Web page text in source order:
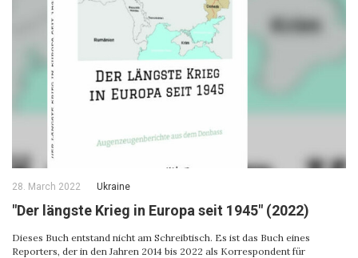
28. March 2022 Ukraine
"Der längste Krieg in Europa seit 1945" (2022)
Dieses Buch entstand nicht am Schreibtisch. Es ist das Buch eines
Reporters, der in den Jahren 2014 bis 2022 als Korrespondent für